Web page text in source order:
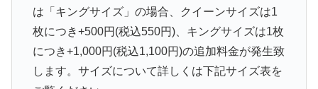
は「キングサイズ」の場合、クイーンサイズは1
枚につき+500円(税込550円)、キングサイズは1枚
につき+1,000円(税込1,100円)の追加料金が発生致
します。サイズについて詳しくは下記サイズ表を